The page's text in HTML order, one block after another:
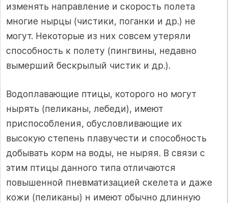
изменять направление и скорость полета
многие нырцы (чистики, поганки и др.) не
могут. Некоторые из них совсем утеряли
способность к полету (пингвины, недавно
вымерший бескрылый чистик и др.).
Водоплавающие птицы, которого но могут
нырять (пеликаны, лебеди), имеют
приспособления, обусловливающие их
высокую степень плавучести и способность
добывать корм на воды, не ныряя. В связи с
этим птицы данного типа отличаются
повышенной пневматизацией скелета и даже
кожи (пеликаны) н имеют обычно длинную